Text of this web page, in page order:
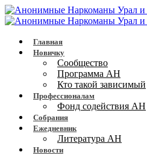
Главная
Новичку
Сообщество
Программа АН
Кто такой зависимый
Профессионалам
Фонд содействия АН
Собрания
Ежедневник
Литература АН
Новости